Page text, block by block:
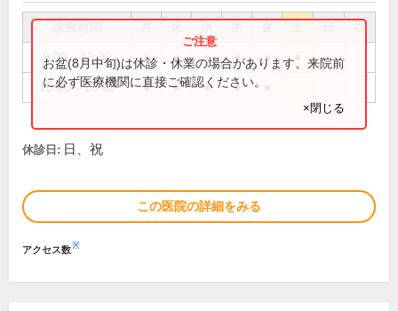
祝
9:00～13:00 ● ● ● ● ●
15:00～18:00 ● ● ● ●
お盆(8月中旬)は休診・休業の場合があります。来院前
に必ず医療機関に直接ご確認ください。
×閉じる
休診日: 日、祝
この医院の詳細をみる
アクセス数※